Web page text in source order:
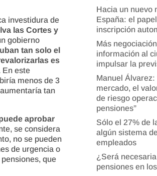
investidura de
las Cortes y
gobierno
tan solo el
es
En este
menos de 3
tan
aprobar
se considera
no se pueden
de urgencia o
que
Hacia un nuevo
España: el
inscripción
Más
información al
impulsar la
Manuel Álvarez:
mercado, el
de riesgo
pensiones”
Sólo el 27% de
algún sistema
empleados
¿Será
pensiones en